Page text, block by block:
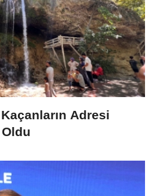
Kaçanların Adresi